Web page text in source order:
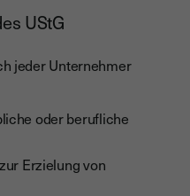
UStG
jeder Unternehmer
oder berufliche
Erzielung von